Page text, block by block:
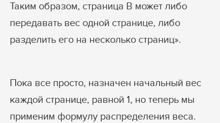
Таким образом, страница B может либо
передавать вес одной странице, либо
разделить его на несколько страниц».
Пока все просто, назначен начальный вес
каждой странице, равной 1, но теперь мы
применим формулу распределения веса.